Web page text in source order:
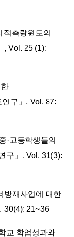
적측량원도의
, Vol. 25 (1):
구」, Vol. 87:
·고등학생들의
구」, Vol. 31(3):
방재사업에 대한
30(4): 21~36
교 학업성과와